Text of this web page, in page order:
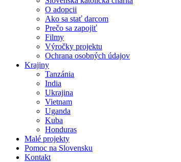
O adopcii
Ako sa stať darcom
Prečo sa zapojiť
Filmy
Výročky projektu
Ochrana osobných údajov
Krajiny
Tanzánia
India
Ukrajina
Vietnam
Uganda
Kuba
Honduras
Malé projekty
Pomoc na Slovensku
Kontakt